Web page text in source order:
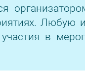
Любую
в